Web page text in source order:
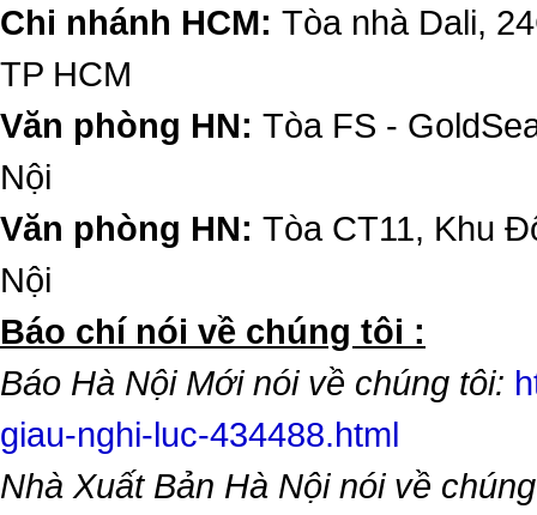
Chi nhánh HCM: Tòa nhà Dali,
TP HCM
Văn phòng HN: Tòa FS -
Nội
Văn phòng HN: Tòa CT11, Khu
Nội
​Báo chí nói về chúng tôi :
Báo Hà Nội Mới nói về chúng tôi:
giau-nghi-luc-434488.html
Nhà Xuất Bản Hà Nội nói về chúng